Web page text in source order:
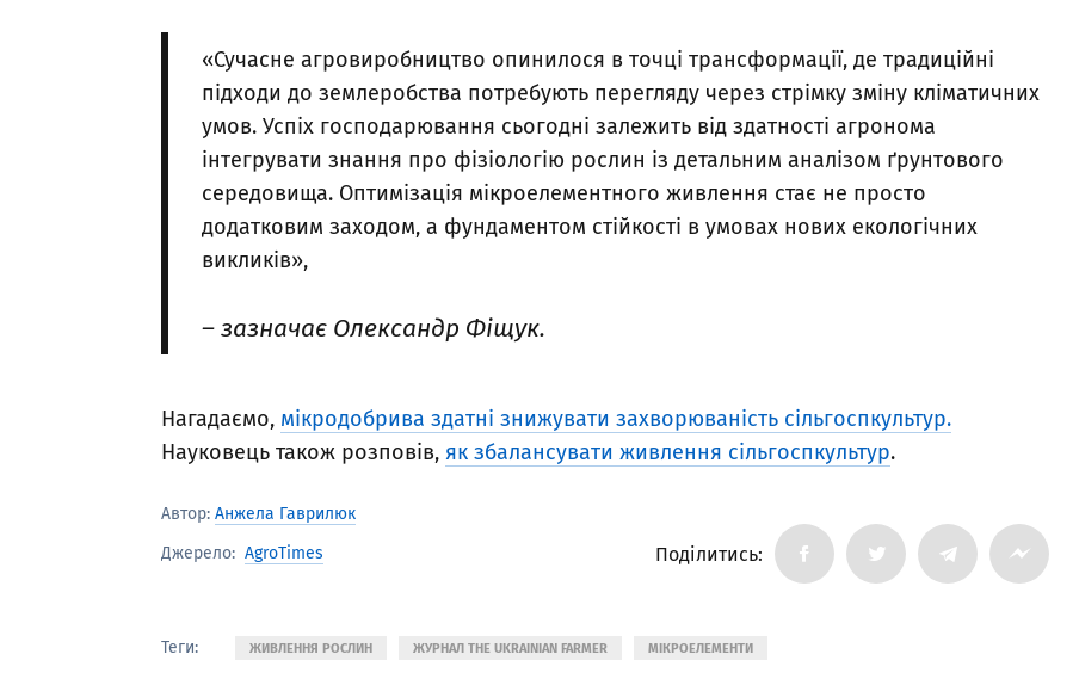
«Сучасне агровиробництво опинилося в точці трансформації, де традиційні
підходи до землеробства потребують перегляду через стрімку зміну кліматичних
умов. Успіх господарювання сьогодні залежить від здатності агронома
інтегрувати знання про фізіологію рослин із детальним аналізом ґрунтового
середовища. Оптимізація мікроелементного живлення стає не просто
додатковим заходом, а фундаментом стійкості в умовах нових екологічних
викликів»,
– зазначає Олександр Фіщук.
Нагадаємо, мікродобрива здатні знижувати захворюваність сільгоспкультур.
Науковець також розповів, як збалансувати живлення сільгоспкультур.
Автор: Анжела Гаврилюк
Джерело: AgroTimes Поділитись:
Теги: ЖИВЛЕННЯ РОСЛИН ЖУРНАЛ THE UKRAINIAN FARMER МІКРОЕЛЕМЕНТИ